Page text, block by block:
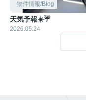
物件情報/Blog
天気予報☀️☔
2026.05.24